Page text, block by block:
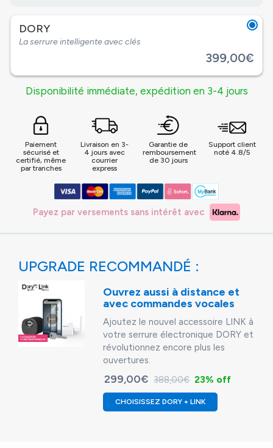
DORY
La serrure intelligente avec clés
399,00€
Disponibilité immédiate, expédition en 3-4 jours
Paiement
sécurisé et
certifié, même
par tranches
Livraison en 3-
4 jours avec
courrier
express
Garantie de
remboursement
de 30 jours
Support client
noté 4.8/5
Payez par versements sans intérêt avec
UPGRADE RECOMMANDÉ :
Ouvrez aussi à distance et
avec commandes vocales
Ajoutez le nouvel accessoire LINK à
votre serrure électronique DORY et
révolutionnez encore plus les
ouvertures.
299,00€ 388,00€ 23% off
CHOISISSEZ DORY + LINK